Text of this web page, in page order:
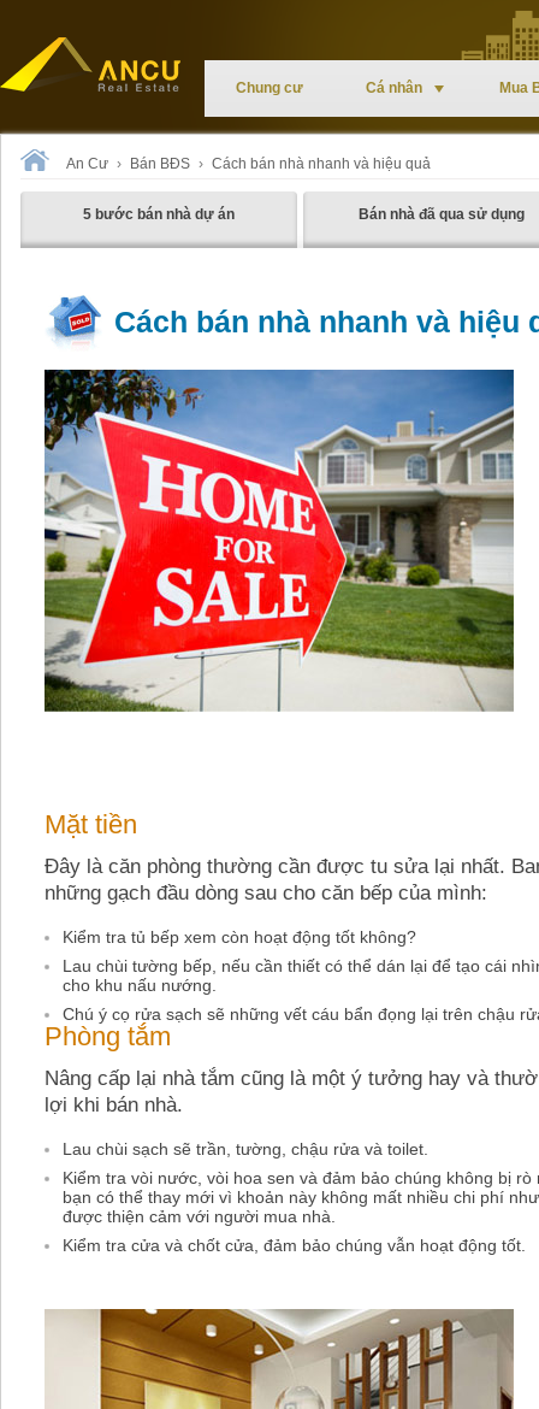
Chung cư Cá nhân Mua
An Cư › Bán BĐS › Cách bán nhà nhanh và hiệu quả
5 bước bán nhà dự án Bán nhà đã qua sử dụng
Cách bán nhà nhanh và hiệu
Mặt tiền
Đây là căn phòng thường cần được tu sửa lại nhất.
những gạch đầu dòng sau cho căn bếp của mình:
Kiểm tra tủ bếp xem còn hoạt động tốt không?
Lau chùi tường bếp, nếu cần thiết có thể dán lại để tạo cái
cho khu nấu nướng.
Chú ý cọ rửa sạch sẽ những vết cáu bẩn đọng lại trên chậu
Phòng tắm
Nâng cấp lại nhà tắm cũng là một ý tưởng hay và
lợi khi bán nhà.
Lau chùi sạch sẽ trần, tường, chậu rửa và toilet.
Kiểm tra vòi nước, vòi hoa sen và đảm bảo chúng không bị rò
bạn có thể thay mới vì khoản này không mất nhiều chi phí
được thiện cảm với người mua nhà.
Kiểm tra cửa và chốt cửa, đảm bảo chúng vẫn hoạt động tốt.